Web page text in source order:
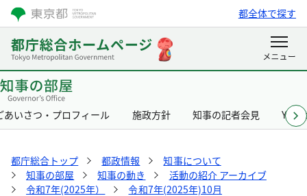
都全体で探す
あいさつ・プロフィール 施政方針 知事の記者会見
都庁総合トップ 都政情報
知事について
知事の部屋
知事の動き
活動の紹介 アーカイブ
令和7年(2025年）
令和7年(2025年)10月